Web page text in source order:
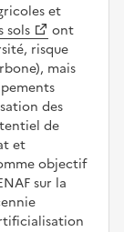
et
sols
ont
risque
mais
des
de
et
objectif
sur la